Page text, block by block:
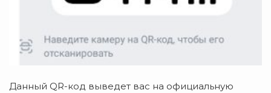
Данный QR-код выведет вас на официальную